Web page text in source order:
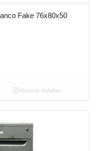
Fake 76x80x50
Mostrar detalles